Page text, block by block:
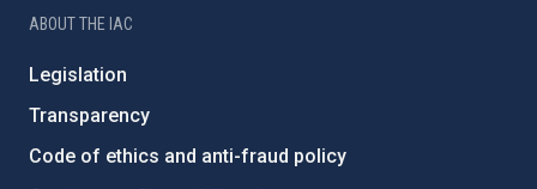
ABOUT THE IAC
Legislation
Transparency
Code of ethics and anti-fraud policy